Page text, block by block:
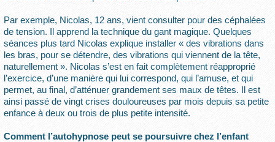
Par exemple, Nicolas, 12 ans, vient consulter pour des céphalées
de tension. Il apprend la technique du gant magique. Quelques
séances plus tard Nicolas explique installer « des vibrations dans
les bras, pour se détendre, des vibrations qui viennent de la tête,
naturellement ». Nicolas s’est en fait complètement réapproprié
l’exercice, d’une manière qui lui correspond, qui l’amuse, et qui
permet, au final, d’atténuer grandement ses maux de têtes. Il est
ainsi passé de vingt crises douloureuses par mois depuis sa petite
enfance à deux ou trois de plus petite intensité.
Comment l’autohypnose peut se poursuivre chez l’enfant